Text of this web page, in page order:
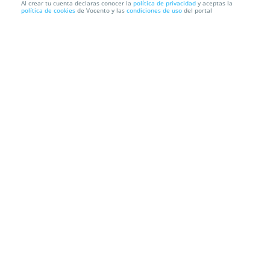
Campamento de verano de equitación
Al crear tu cuenta declaras conocer la política de privacidad y aceptas la
política de cookies de Vocento y las condiciones de uso del portal